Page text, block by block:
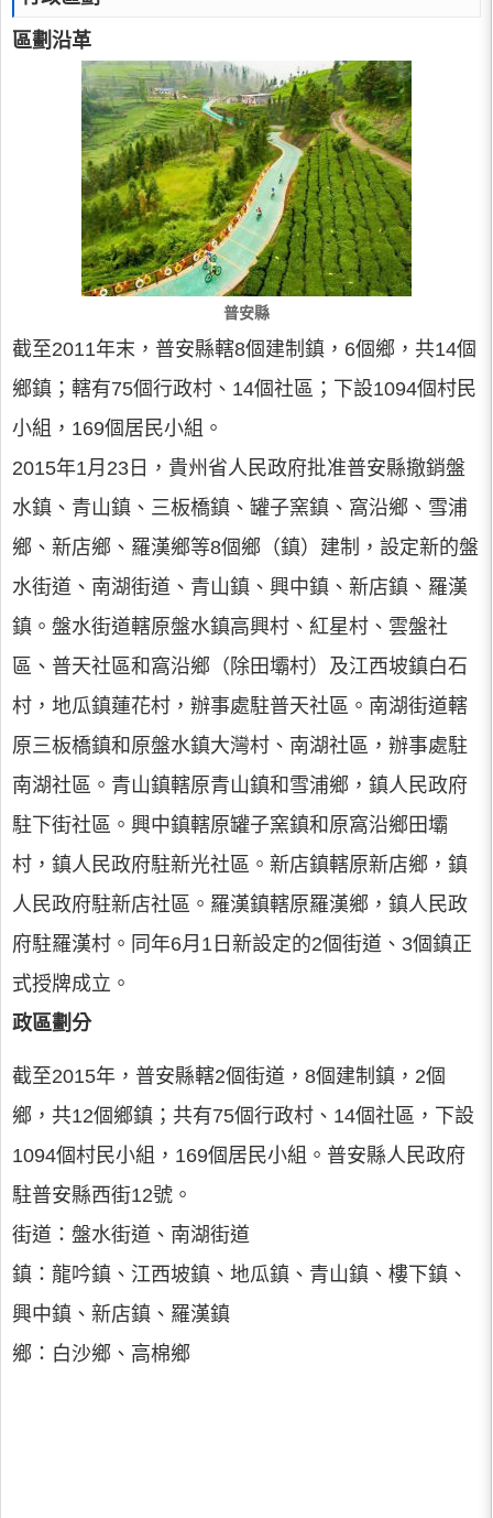
區劃沿革
普安縣
截至2011年末，普安縣轄8個建制鎮，6個鄉，共14個
鄉鎮；轄有75個行政村、14個社區；下設1094個村民
小組，169個居民小組。
2015年1月23日，貴州省人民政府批准普安縣撤銷盤
水鎮、青山鎮、三板橋鎮、罐子窯鎮、窩沿鄉、雪浦
鄉、新店鄉、羅漢鄉等8個鄉（鎮）建制，設定新的盤
水街道、南湖街道、青山鎮、興中鎮、新店鎮、羅漢
鎮。盤水街道轄原盤水鎮高興村、紅星村、雲盤社
區、普天社區和窩沿鄉（除田壩村）及江西坡鎮白石
村，地瓜鎮蓮花村，辦事處駐普天社區。南湖街道轄
原三板橋鎮和原盤水鎮大灣村、南湖社區，辦事處駐
南湖社區。青山鎮轄原青山鎮和雪浦鄉，鎮人民政府
駐下街社區。興中鎮轄原罐子窯鎮和原窩沿鄉田壩
村，鎮人民政府駐新光社區。新店鎮轄原新店鄉，鎮
人民政府駐新店社區。羅漢鎮轄原羅漢鄉，鎮人民政
府駐羅漢村。同年6月1日新設定的2個街道、3個鎮正
式授牌成立。
政區劃分
截至2015年，普安縣轄2個街道，8個建制鎮，2個
鄉，共12個鄉鎮；共有75個行政村、14個社區，下設
1094個村民小組，169個居民小組。普安縣人民政府
駐普安縣西街12號。
街道：盤水街道、南湖街道
鎮：龍吟鎮、江西坡鎮、地瓜鎮、青山鎮、樓下鎮、
興中鎮、新店鎮、羅漢鎮
鄉：白沙鄉、高棉鄉